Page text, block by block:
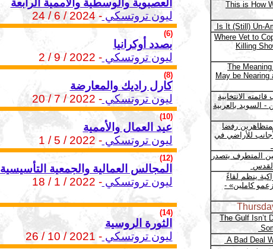
العصبوية والوسطية والأممية الرابعة
ليون تروتسكي- 2024 / 6 / 24
(6)
بصدد أوكرانيا
ليون تروتسكي- 2022 / 9 / 2
(8)
كارل راديك والمعارضة
ليون تروتسكي- 2022 / 7 / 20
(10)
عيد العمال والأممية
ليون تروتسكي- 2022 / 5 / 1
(12)
المجالس العمالية والجمعية التأسيسية
ليون تروتسكي- 2022 / 1 / 18
(14)
الثورة الروسية
ليون تروتسكي- 2021 / 10 / 26